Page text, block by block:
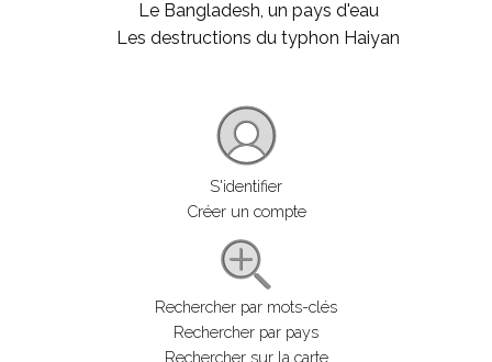
Le Bangladesh, un pays d'eau
Les destructions du typhon Haiyan
S'identifier
Créer un compte
Rechercher par mots-clés
Rechercher par pays
Rechercher sur la carte